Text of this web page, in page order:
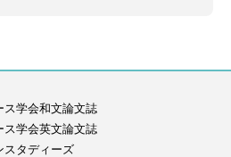
ス学会和文論文誌
ス学会英文論文誌
スタディーズ